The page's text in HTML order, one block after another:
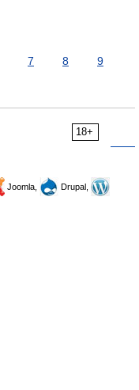
7 8
9
18+
Joomla,
Drupal,